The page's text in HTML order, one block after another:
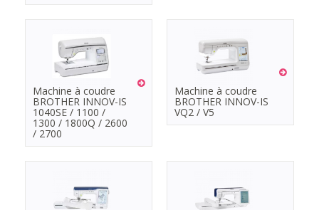
Machine à coudre
BROTHER INNOV-IS
1040SE / 1100 /
1300 / 1800Q / 2600
/ 2700
Machine à coudre
BROTHER INNOV-IS
VQ2 / V5